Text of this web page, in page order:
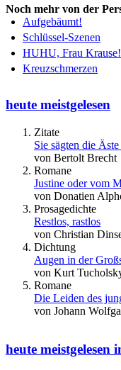
Noch mehr von der
Aufgebäumt!
Schlüssel-Szenen
HUHU, Frau Krause!
Kreuzschmerzen
heute meistgelesen
Zitate
Sie sägten die
von Bertolt Brecht
Romane
Justine oder vom
von Donatien
Prosagedichte
Restlos, rastlos
von Christian
Dichtung
Augen in der
von Kurt
Romane
Die Leiden des
von Johann
heute meistgelesen